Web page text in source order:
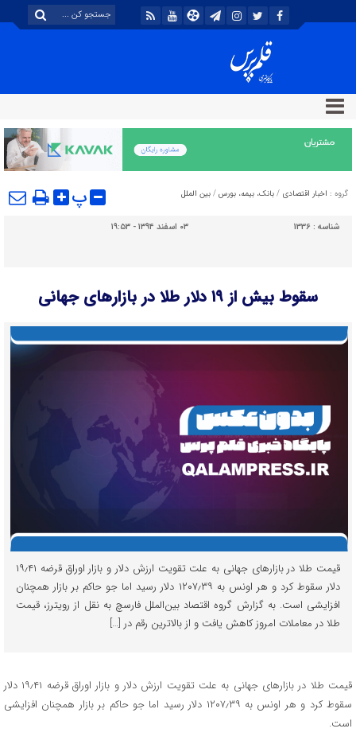
گروه : اخبار اقتصادی / بانك، بيمه، بورس / بین الملل پ
شناسه : 1336 ۰۳ اسفند ۱۳۹۴ - ۱۹:۵۳
سقوط بیش از ۱۹ دلار طلا در بازارهای جهانی
قیمت طلا در بازارهای جهانی به علت تقویت ارزش دلار و بازار اوراق قرضه ۱۹٫۴۱
دلار سقوط کرد و هر اونس به ۱۲۰۷٫۳۹ دلار رسید اما جو حاکم بر بازار همچنان
افزایشی است. به گزارش گروه اقتصاد بین‌الملل فارسچ به نقل از رویترز، قیمت
طلا در معاملات امروز کاهش یافت و از بالاترین رقم در […]
قیمت طلا در بازارهای جهانی به علت تقویت ارزش دلار و بازار اوراق قرضه ۱۹٫۴۱ دلار
سقوط کرد و هر اونس به ۱۲۰۷٫۳۹ دلار رسید اما جو حاکم بر بازار همچنان افزایشی
است.